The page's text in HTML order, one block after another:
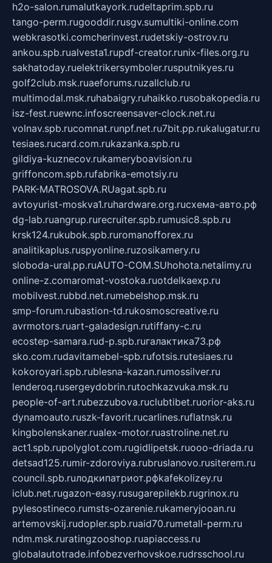
h2o-salon.rumalutkayork.rudeltaprim.spb.ru
tango-perm.rugooddir.rusgv.sumultiki-online.com
webkrasotki.comcherinvest.rudetskiy-ostrov.ru
ankou.spb.rualvesta1.rupdf-creator.runix-files.org.ru
sakhatoday.ruelektrikersymboler.rusputnikyes.ru
golf2club.msk.ruaeforums.ruzallclub.ru
multimodal.msk.ruhabaigry.ruhaikko.rusobakopedia.ru
isz-fest.ruewnc.infoscreensaver-clock.net.ru
volnav.spb.rucomnat.runpf.net.ru7bit.pp.rukalugatur.ru
tesiaes.rucard.com.rukazanka.spb.ru
gildiya-kuznecov.rukameryboavision.ru
griffoncom.spb.rufabrika-emotsiy.ru
PARK-MATROSOVA.RUagat.spb.ru
avtoyurist-moskva1.ruhardware.org.ruсхема-авто.рф
dg-lab.ruangrup.rurecruiter.spb.rumusic8.spb.ru
krsk124.rukubok.spb.ruromanofforex.ru
analitikaplus.ruspyonline.ruzosikamery.ru
sloboda-ural.pp.ruAUTO-COM.SUhohota.netalimy.ru
online-z.comaromat-vostoka.ruotdelkaexp.ru
mobilvest.rubbd.net.rumebelshop.msk.ru
smp-forum.rubastion-td.rukosmoscreative.ru
avrmotors.ruart-galadesign.rutiffany-c.ru
ecostep-samara.rud-p.spb.ruгалактика73.рф
sko.com.rudavitamebel-spb.rufotsis.rutesiaes.ru
kokoroyari.spb.rublesna-kazan.rumossilver.ru
lenderoq.rusergeydobrin.rutochkazvuka.msk.ru
people-of-art.rubezzubova.ruclubtibet.ruorior-aks.ru
dynamoauto.ruszk-favorit.rucarlines.ruflatnsk.ru
kingbolenskaner.rualex-motor.ruastroline.net.ru
act1.spb.rupolyglot.com.rugidlipetsk.ruooo-driada.ru
detsad125.rumir-zdoroviya.rubruslanovo.rusiterem.ru
council.spb.ruлодкипатриот.рфkafekolizey.ru
iclub.net.rugazon-easy.rusugarepilekb.rugrinox.ru
pylesostineco.rumsts-ozarenie.rukameryjooan.ru
artemovskij.rudopler.spb.ruaid70.rumetall-perm.ru
ndm.msk.ruratingzooshop.ruapiaccess.ru
globalautotrade.infobezverhovskoe.rudrsschool.ru